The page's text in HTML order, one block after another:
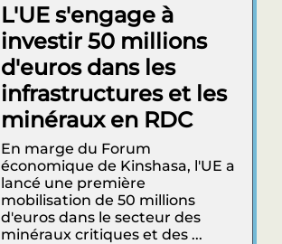
L'UE s'engage à
investir 50 millions
d'euros dans les
infrastructures et les
minéraux en RDC
En marge du Forum
économique de Kinshasa, l'UE a
lancé une première
mobilisation de 50 millions
d'euros dans le secteur des
minéraux critiques et des ...